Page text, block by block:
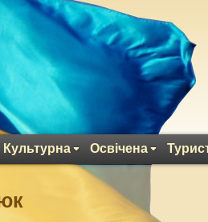
Культурна Освічена